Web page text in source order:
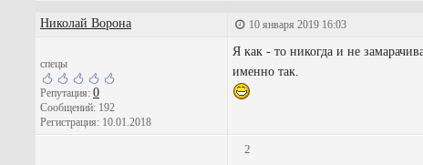
Николай Ворона 10 января 2019 16:03
спецы
Репутация: 0
Сообщений: 192
Регистрация: 10.01.2018
Я как - то никогда и не
именно так.
2